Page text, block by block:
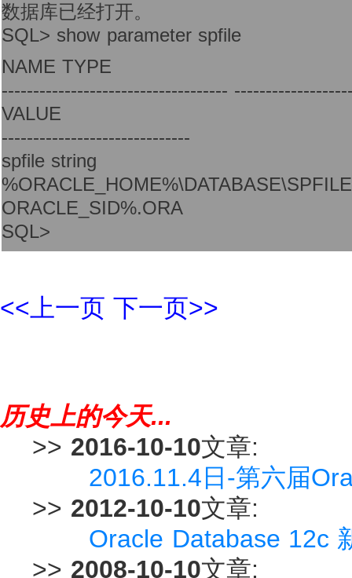
数据库已经打开。
SQL> show parameter spfile
NAME TYPE
------------------------------------
VALUE
------------------------------
spfile string
ORACLE_SID%.ORA
SQL>
<<上一页 下一页>>
历史上的今天...
>> 2016-10-10文章:
2016.11.4日-第六届
>> 2012-10-10文章:
Oracle Database 12c
>> 2008-10-10文章: